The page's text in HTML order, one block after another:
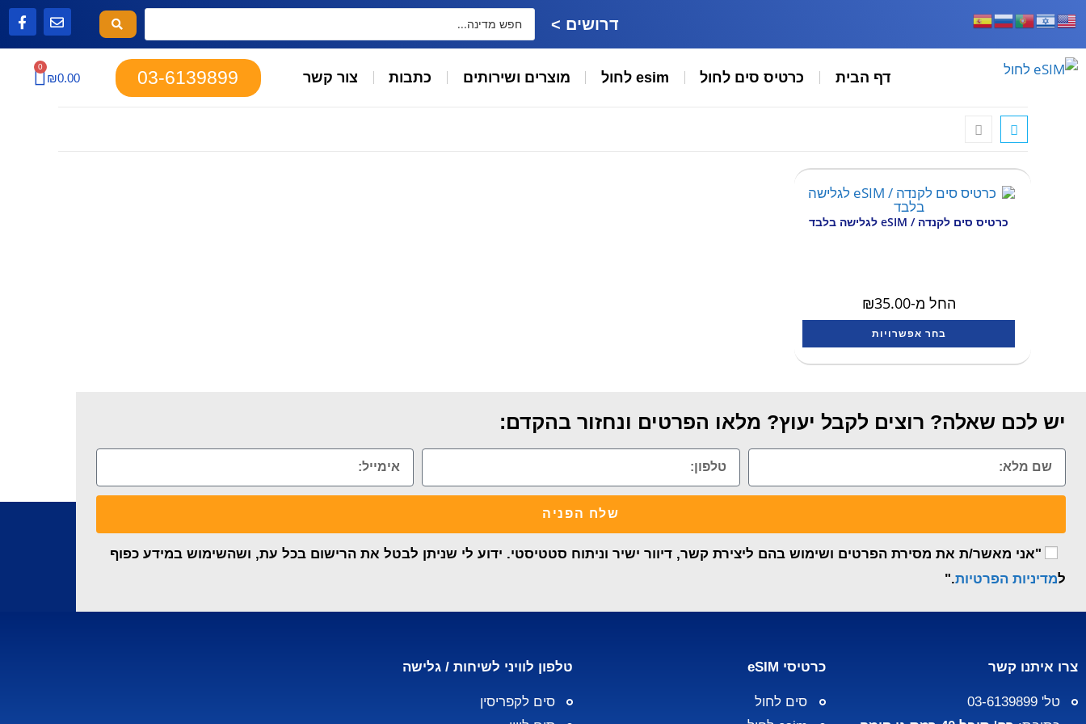
דרושים >
דף הבית כרטיס סים לחול esim לחול מוצרים ושירותים כתבות צור קשר 03-6139899
₪0.00
0
כרטיס סים לקנדה / eSIM לגלישה בלבד
החל מ- ₪35.00
בחר אפשרויות
יש לכם שאלה? רוצים לקבל יעוץ? מלאו הפרטים ונחזור בהקדם:
"אני מאשר/ת את מסירת הפרטים ושימוש בהם ליצירת קשר, דיוור ישיר וניתוח סטטיסטי. ידוע לי שניתן לבטל את הרישום בכל עת, ושהשימוש במידע כפוף
למדיניות הפרטיות."
שלח הפניה
צרו איתנו קשר
טל' 03-6139899
כרטיסי eSIM
סים לחול
טלפון לוויני לשיחות / גלישה
סים לקפריסין